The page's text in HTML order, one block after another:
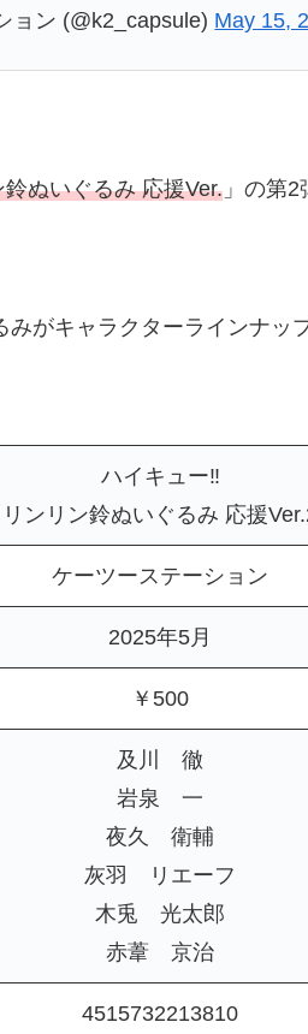
ン (@k2_capsule) May 15,
ぬいぐるみ 応援Ver. 」の第
がキャラクターラインナッ
ハイキュー‼
リン鈴ぬいぐるみ 応援
ケーツーステーション
2025年5月
￥500
及川 徹
岩泉 一
夜久 衛輔
灰羽 リエーフ
木兎 光太郎
赤葦 京治
4515732213810